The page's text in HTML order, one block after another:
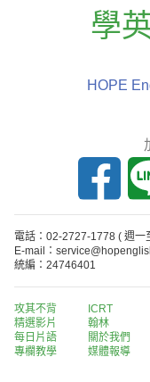
學
HOPE
電話：02-2727-1778 ( 週一
E-mail：
統編：24746401
攻其不背
精選影片
每日片語
專欄教學
ICRT
翰林
關於我們
媒體報導